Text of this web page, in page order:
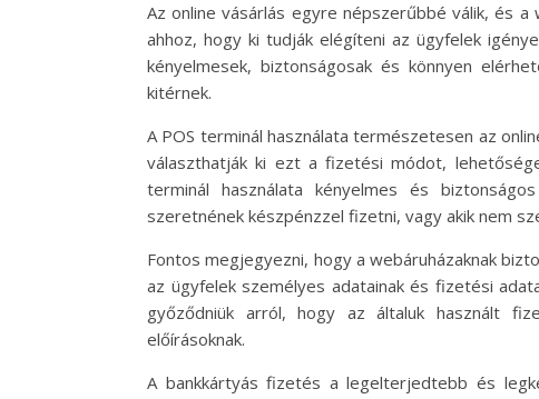
Az online vásárlás egyre népszerűbbé válik, és
ahhoz, hogy ki tudják elégíteni az ügyfelek
kényelmesek, biztonságosak és könnyen
kitérnek.
A POS terminál használata természetesen az
választhatják ki ezt a fizetési módot,
terminál használata kényelmes és
szeretnének készpénzzel fizetni, vagy akik nem
Fontos megjegyezni, hogy a webáruházaknak
az ügyfelek személyes adatainak és fizetési
győződniük arról, hogy az általuk használt
előírásoknak.
A bankkártyás fizetés a legelterjedtebb és